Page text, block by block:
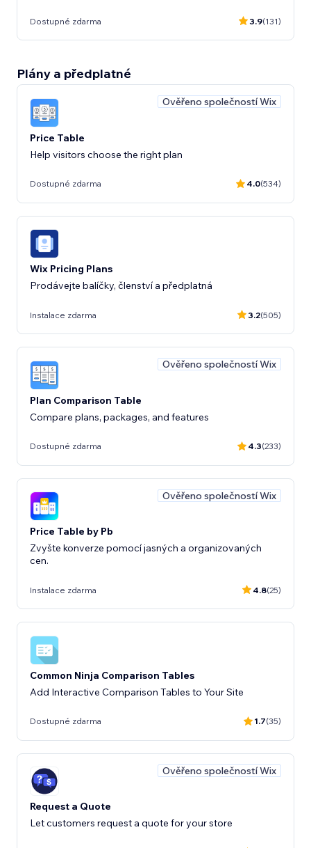
Dostupné zdarma 3.9(131)
Plány a předplatné
Ověřeno společností Wix
Price Table
Help visitors choose the right plan
Dostupné zdarma 4.0(534)
Wix Pricing Plans
Prodávejte balíčky, členství a předplatná
Instalace zdarma 3.2(505)
Ověřeno společností Wix
Plan Comparison Table
Compare plans, packages, and features
Dostupné zdarma 4.3(233)
Ověřeno společností Wix
Price Table by Pb
Zvyšte konverze pomocí jasných a organizovaných
cen.
Instalace zdarma 4.8(25)
Common Ninja Comparison Tables
Add Interactive Comparison Tables to Your Site
Dostupné zdarma 1.7(35)
Ověřeno společností Wix
Request a Quote
Let customers request a quote for your store